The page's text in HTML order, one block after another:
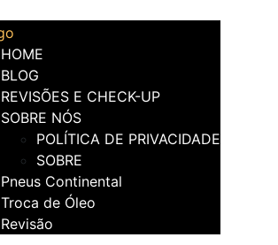
HOME
BLOG
REVISÕES E CHECK-UP
SOBRE NÓS
POLÍTICA DE PRIVACIDADE
SOBRE
Pneus Continental
Troca de Óleo
Revisão